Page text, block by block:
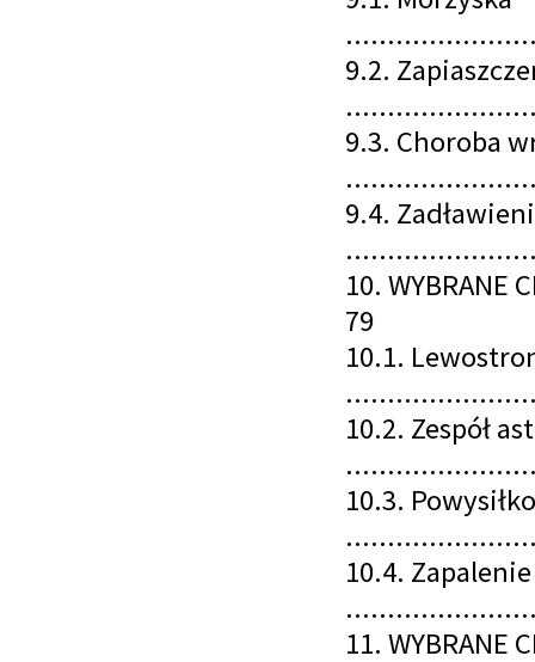
9.2.
9.3. Choroba
9.4.
10. WYBRANE
79
10.1.
10.2. Zespół
10.3.
10.4.
11. WYBRANE